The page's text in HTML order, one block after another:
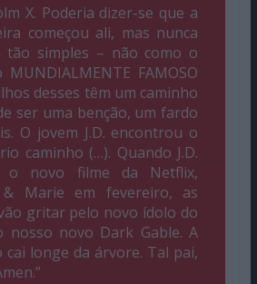
X. Poderia dizer-se que a
começou ali, mas nunca
tão simples – não como o
MUNDIALMENTE FAMOSO
desses têm um caminho
ser uma benção, um fardo
O jovem J.D. encontrou o
caminho (…). Quando J.D.
o novo filme da Netflix,
& Marie em fevereiro, as
gritar pelo novo ídolo do
nosso novo Dark Gable. A
cai longe da árvore. Tal pai,